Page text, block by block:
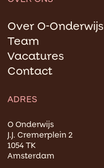
Over O-Onderwijs
Team
Vacatures
Contact
ADRES
O Onderwijs
J.J. Cremerplein 2
1054 TK
Amsterdam